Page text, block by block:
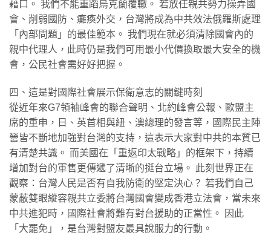
藉口。 我們不能重蹈烏克蘭覆轍。 若放任親共勢力操弄國
會、削弱國防、癱瘓外交，台灣將成為中共效法俄羅斯處理
「內部問題」的最佳範本。 我們現在就必須清除國會內的
親中代理人，此時仍是我們可用最小代價換取最大安全的機
會，公民社會需好好把握。
四、這是對國際社會展示保衛意志的關鍵時刻
從近年來G7領袖峰會的聯合聲明、北約峰會公報、歐盟主
席的重申，日、英首相與紐、澳總理的發言等，國際民主陣
營皆不斷地加強對台灣的支持，這表示大家對中共的本質已
有清楚共識。 而美國在「重返印太戰略」的框架下，持續
增加對台的軍售更傳遞了清晰的挺台立場。 此刻世界正在
觀察：台灣人民是否有自我防衛的堅定決心？ 若我們自己
蒙蔽雙眼縱容親共立委將台灣國會變成香港立法會，當未來
中共進犯時，國際社會將難有對台援助的正當性。 因此
「大罷免」，是台灣對盟友最具說服力的行動。